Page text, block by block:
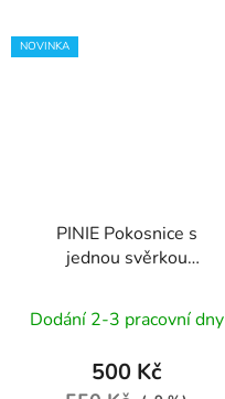
NOVINKA
PINIE Pokosnice s
jednou svěrkou
350x140x50 mm
Dodání 2-3 pracovní dny
500 Kč